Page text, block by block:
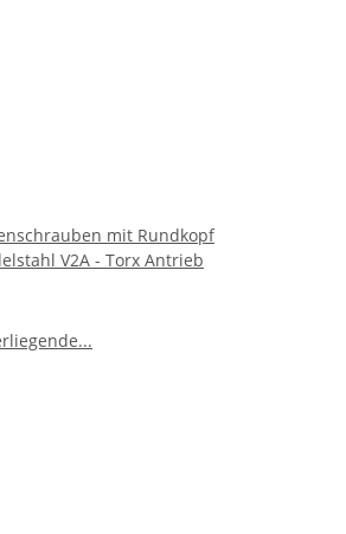
mit Rundkopf
V2A - Torx Antrieb